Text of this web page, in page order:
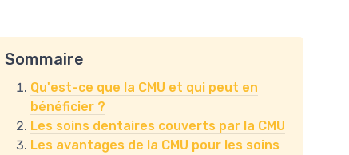
Sommaire
Qu'est-ce que la CMU et qui peut en
bénéficier ?
Les soins dentaires couverts par la CMU
Les avantages de la CMU pour les soins